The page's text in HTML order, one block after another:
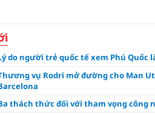
do người trẻ quốc tế xem Phú Quốc
vụ Rodri mở đường cho Man
thách thức đối với tham vọng công